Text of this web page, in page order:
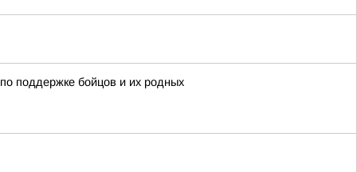
поддержке бойцов и их родных